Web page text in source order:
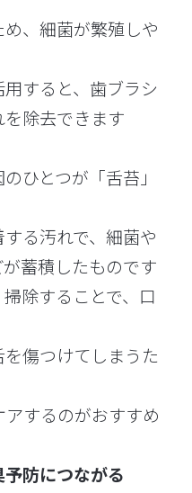
、細菌が繁殖しや
すると、歯ブラシ
除去できます
ひとつが「舌苔」
る汚れで、細菌や
蓄積したものです
除することで、口
傷つけてしまうた
するのがおすすめ
防につながる